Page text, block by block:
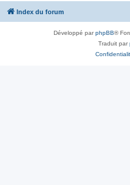
Index du forum
Développé parphpBB®
Traduit par